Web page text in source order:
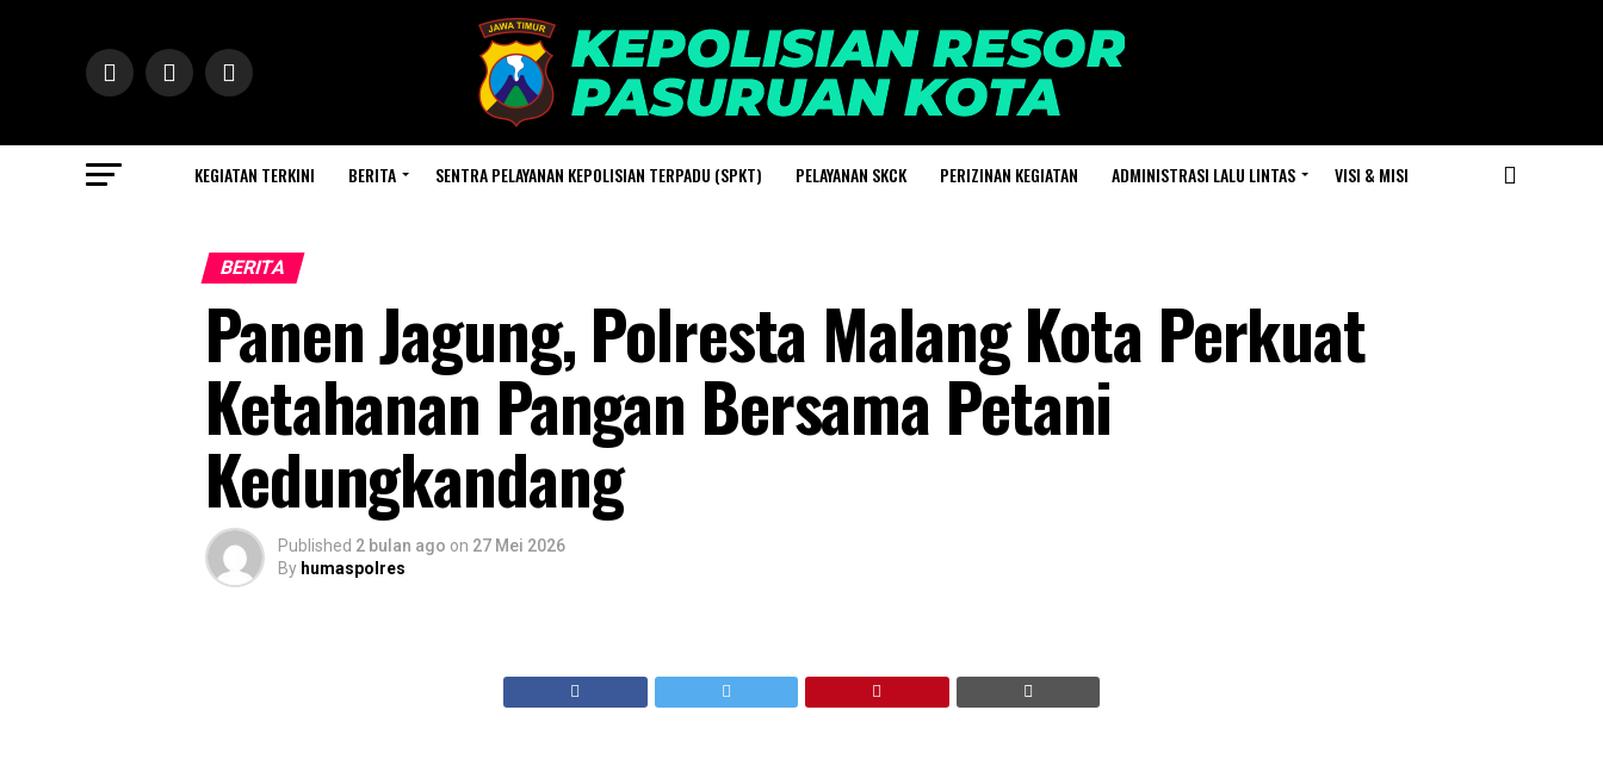
KEGIATAN TERKINI BERITA SENTRA PELAYANAN KEPOLISIAN TERPADU (SPKT) PELAYANAN SKCK PERIZINAN KEGIATAN ADMINISTRASI LALU LINTAS VISI & MISI
BERITA
Panen Jagung, Polresta Malang Kota Perkuat
Ketahanan Pangan Bersama Petani
Kedungkandang
Published 2 bulan ago on 27 Mei 2026
By humaspolres